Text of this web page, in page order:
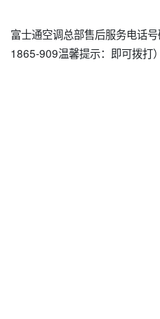
富士通空调总部售后服务电话
1865-909温馨提示：即可拨打）